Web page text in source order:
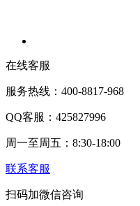
在线客服
服务热线：400-8817-968
QQ客服：425827996
周一至周五：8:30-18:00
联系客服
扫码加微信咨询